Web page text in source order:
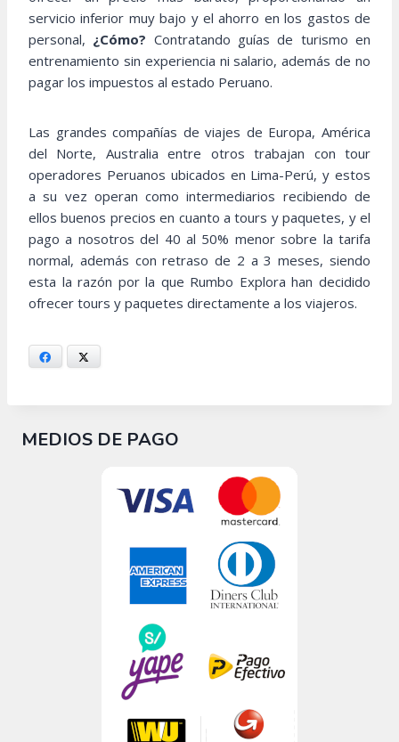
servicio inferior muy bajo y el ahorro en los gastos de
personal, ¿Cómo? Contratando guías de turismo en
entrenamiento sin experiencia ni salario, además de no
pagar los impuestos al estado Peruano.
Las grandes compañías de viajes de Europa, América
del Norte, Australia entre otros trabajan con tour
operadores Peruanos ubicados en Lima-Perú, y estos
a su vez operan como intermediarios recibiendo de
ellos buenos precios en cuanto a tours y paquetes, y el
pago a nosotros del 40 al 50% menor sobre la tarifa
normal, además con retraso de 2 a 3 meses, siendo
esta la razón por la que Rumbo Explora han decidido
ofrecer tours y paquetes directamente a los viajeros.
Facebook
MEDIOS DE PAGO